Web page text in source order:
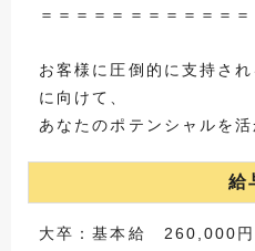
＝＝＝＝＝＝＝＝＝＝＝
お客様に圧倒的に支持さ
に向けて、
あなたのポテンシャルを
給
大卒：基本給 260,000円